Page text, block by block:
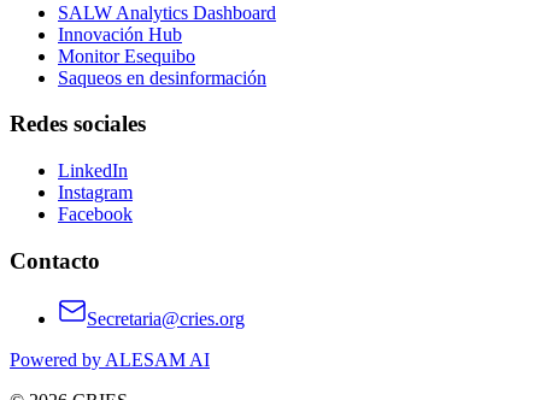
SALW Analytics Dashboard
Innovación Hub
Monitor Esequibo
Saqueos en desinformación
Redes sociales
LinkedIn
Instagram
Facebook
Contacto
Secretaria@cries.org
Powered by ALESAM AI